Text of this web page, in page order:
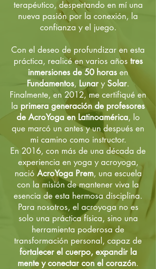
terapéutico, despertando en mí una
nueva pasión por la conexión, la
confianza y el juego.
Con el deseo de profundizar en esta
práctica, realicé en varios años tres
inmersiones de 50 horas en
Fundamentos, LunarySolar.
Finalmente, en 2012, me certifiqué en
la primera generación de profesores
de AcroYoga en Latinoamérica, lo
que marcó un antes y un después en
mi camino como instructor.
En 2016, con más de una década de
experiencia en yoga y acroyoga,
nació AcroYoga Prem, una escuela
con la misión de mantener viva la
esencia de esta hermosa disciplina.
Para nosotros, el acroyoga no es
solo una práctica física, sino una
herramienta poderosa de
transformación personal, capaz de
fortalecer el cuerpo, expandir la
mente y conectar con el corazón.